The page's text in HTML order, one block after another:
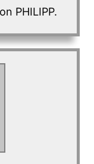
PHILIPP.